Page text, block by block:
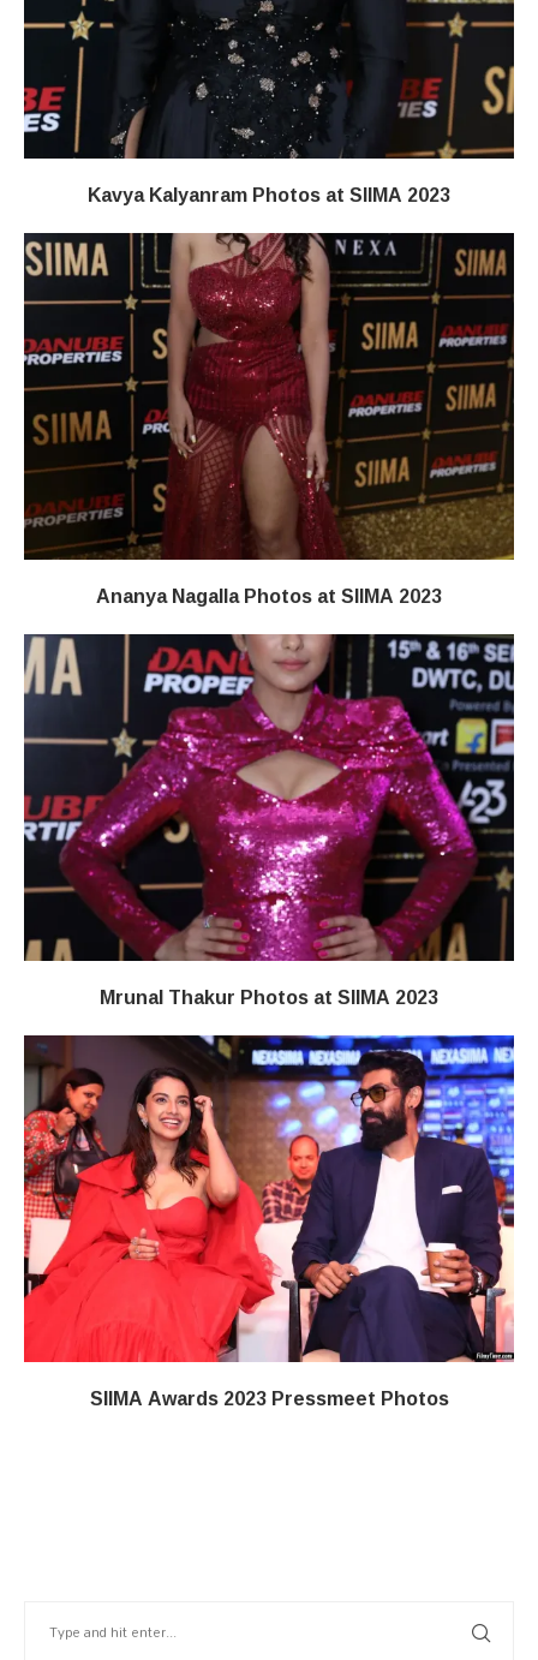
Kavya Kalyanram Photos at SIIMA 2023
Ananya Nagalla Photos at SIIMA 2023
Mrunal Thakur Photos at SIIMA 2023
SIIMA Awards 2023 Pressmeet Photos